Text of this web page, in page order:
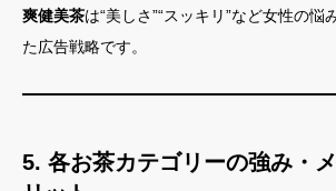
爽健美茶は“美しさ”“スッキリ”など女性の悩
た広告戦略です。
5. 各お茶カテゴリーの強み・